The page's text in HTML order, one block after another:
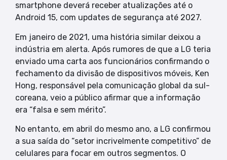
smartphone deverá receber atualizações até o
Android 15, com updates de segurança até 2027.
Em janeiro de 2021, uma história similar deixou a
indústria em alerta. Após rumores de que a LG teria
enviado uma carta aos funcionários confirmando o
fechamento da divisão de dispositivos móveis, Ken
Hong, responsável pela comunicação global da sul-
coreana, veio a público afirmar que a informação
era “falsa e sem mérito”.
No entanto, em abril do mesmo ano, a LG confirmou
a sua saída do “setor incrivelmente competitivo” de
celulares para focar em outros segmentos. O